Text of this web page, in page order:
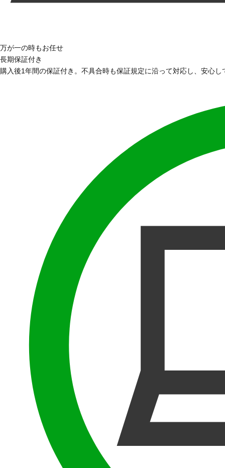
万が一の時もお任せ
長期保証付き
購入後1年間の保証付き。不具合時も保証規定に沿って対応し、安心